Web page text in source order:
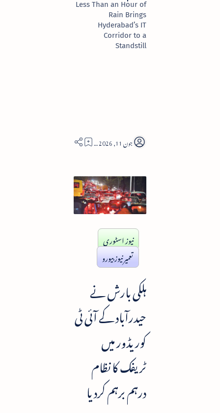
Less Than an Hour of
Rain Brings
Hyderabad’s IT
Corridor to a
Standstill
3
نیوز اسٹوری
تعمیرنیوز بیورو
ہلکی بارش نے
حیدرآباد کے آئی ٹی
کوریڈور میں
ٹریفک کا نظام
درہم برہم کردیا